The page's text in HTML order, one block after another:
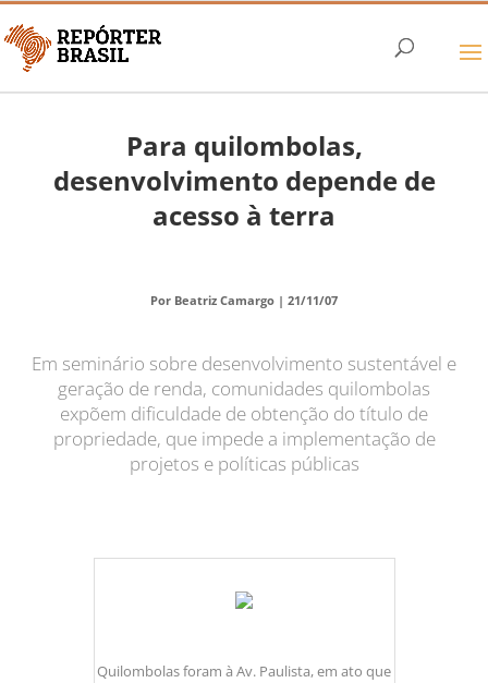
Para quilombolas,
desenvolvimento depende de
acesso à terra
Por Beatriz Camargo | 21/11/07
Em seminário sobre desenvolvimento sustentável e
geração de renda, comunidades quilombolas
expõem dificuldade de obtenção do título de
propriedade, que impede a implementação de
projetos e políticas públicas
Quilombolas foram à Av. Paulista, em ato que